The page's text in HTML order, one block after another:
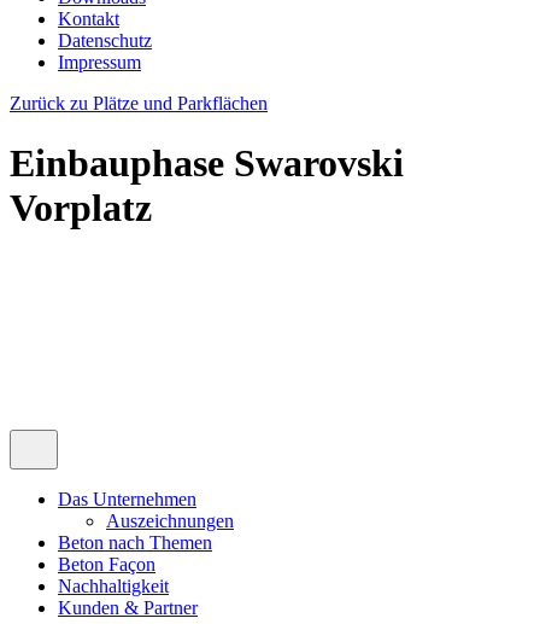
Kontakt
Datenschutz
Impressum
Zurück zu Plätze und Parkflächen
Einbauphase Swarovski
Vorplatz
Das Unternehmen
Auszeichnungen
Beton nach Themen
Beton Façon
Nachhaltigkeit
Kunden & Partner